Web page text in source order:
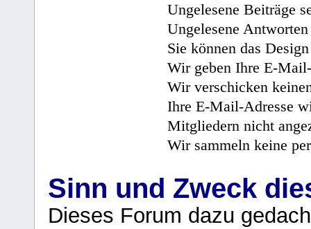
Ungelesene Beiträge
Ungelesene
Sie können das
Wir geben Ihre E-
Wir verschicken
Ihre E-Mail-Adresse
Mitgliedern nicht
Wir sammeln keine
Sinn und Zweck
Dieses Forum dazu